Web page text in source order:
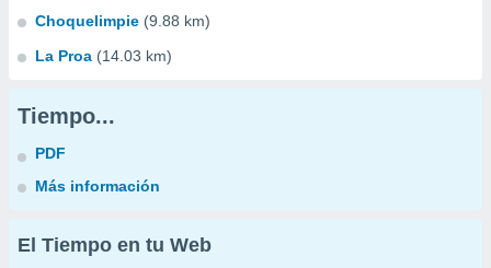
Choquelimpie (9.88 km)
La Proa (14.03 km)
Tiempo...
PDF
Más información
El Tiempo en tu Web